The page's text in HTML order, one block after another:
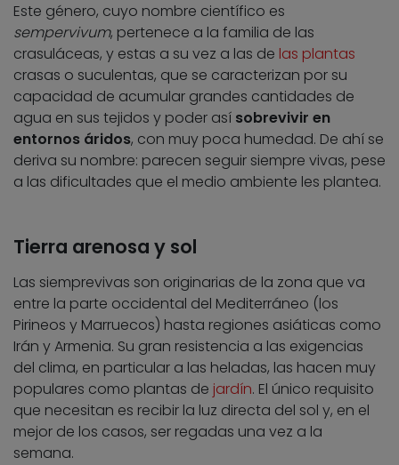
Este género, cuyo nombre científico es
sempervivum, pertenece a la familia de las
crasuláceas, y estas a su vez a las de las plantas
crasas o suculentas, que se caracterizan por su
capacidad de acumular grandes cantidades de
agua en sus tejidos y poder así sobrevivir en
entornos áridos, con muy poca humedad. De ahí se
deriva su nombre: parecen seguir siempre vivas, pese
a las dificultades que el medio ambiente les plantea.
Tierra arenosa y sol
Las siemprevivas son originarias de la zona que va
entre la parte occidental del Mediterráneo (los
Pirineos y Marruecos) hasta regiones asiáticas como
Irán y Armenia. Su gran resistencia a las exigencias
del clima, en particular a las heladas, las hacen muy
populares como plantas de jardín. El único requisito
que necesitan es recibir la luz directa del sol y, en el
mejor de los casos, ser regadas una vez a la
semana.